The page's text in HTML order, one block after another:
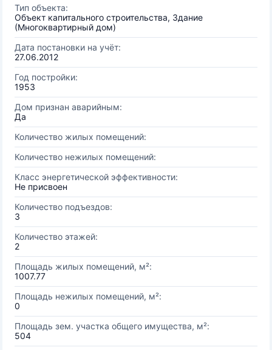
Тип объекта:
Объект капитального строительства, Здание
(Многоквартирный дом)
Дата постановки на учёт:
27.06.2012
Год постройки:
1953
Дом признан аварийным:
Да
Количество жилых помещений:
Количество нежилых помещений:
Класс энергетической эффективности:
Не присвоен
Количество подъездов:
3
Количество этажей:
2
Площадь жилых помещений, м²:
1007.77
Площадь нежилых помещений, м²:
0
Площадь зем. участка общего имущества, м²:
504